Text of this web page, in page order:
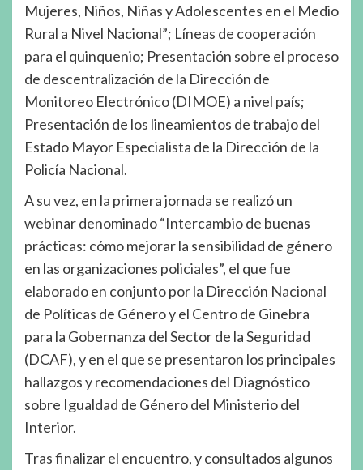
Mujeres, Niños, Niñas y Adolescentes en el Medio
Rural a Nivel Nacional”; Líneas de cooperación
para el quinquenio; Presentación sobre el proceso
de descentralización de la Dirección de
Monitoreo Electrónico (DIMOE) a nivel país;
Presentación de los lineamientos de trabajo del
Estado Mayor Especialista de la Dirección de la
Policía Nacional.
A su vez, en la primera jornada se realizó un
webinar denominado “Intercambio de buenas
prácticas: cómo mejorar la sensibilidad de género
en las organizaciones policiales”, el que fue
elaborado en conjunto por la Dirección Nacional
de Políticas de Género y el Centro de Ginebra
para la Gobernanza del Sector de la Seguridad
(DCAF), y en el que se presentaron los principales
hallazgos y recomendaciones del Diagnóstico
sobre Igualdad de Género del Ministerio del
Interior.
Tras finalizar el encuentro, y consultados algunos